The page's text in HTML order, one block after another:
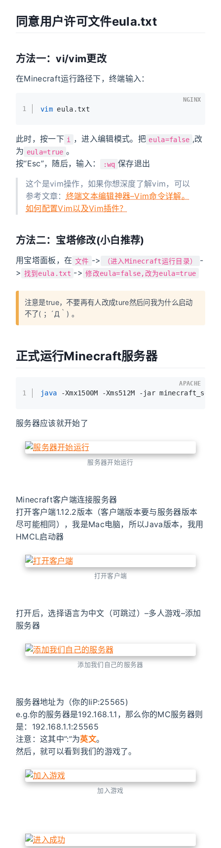
同意用户许可文件eula.txt
方法一：vi/vim更改
在Minecraft运行路径下，终端输入：
1 vim eula.txt
NGINX
此时，按一下 i ，进入编辑模式。把 eula=false ,改
为 eula=true 。
按“Esc”，随后，输入：
:wq 保存退出
这个是vim操作，如果你想深度了解vim，可以
参考文章： 终端文本编辑神器–Vim命令详解。
如何配置Vim以及Vim插件？
方法二：宝塔修改(小白推荐)
用宝塔面板，在 文件 -> （进入Minecraft运行目录）
-
> 找到eula.txt -> 修改eula=false,改为eula=true
注意是true，不要再有人改成ture然后问我为什么启动
不了( ；´Д｀) 。
正式运行Minecraft服务器
1 java -Xmx1500M -Xms512M -jar
APACHE
服务器应该就开始了
服务器开始运行
Minecraft客户端连接服务器
打开客户端1.12.2版本（客户端版本要与服务器版本
尽可能相同），我是Mac电脑，所以Java版本，我用
HMCL启动器
打开客户端
打开后，选择语言为中文（可跳过）–多人游戏–添加
服务器
添加我们自己的服务器
服务器地址为（你的IiP:25565)
e.g.你的服务器是192.168.1.1，那么你的MC服务器则
是：192.168.1.1:25565
注意：这其中”:”为英文。
然后，就可以看到我们的游戏了。
加入游戏